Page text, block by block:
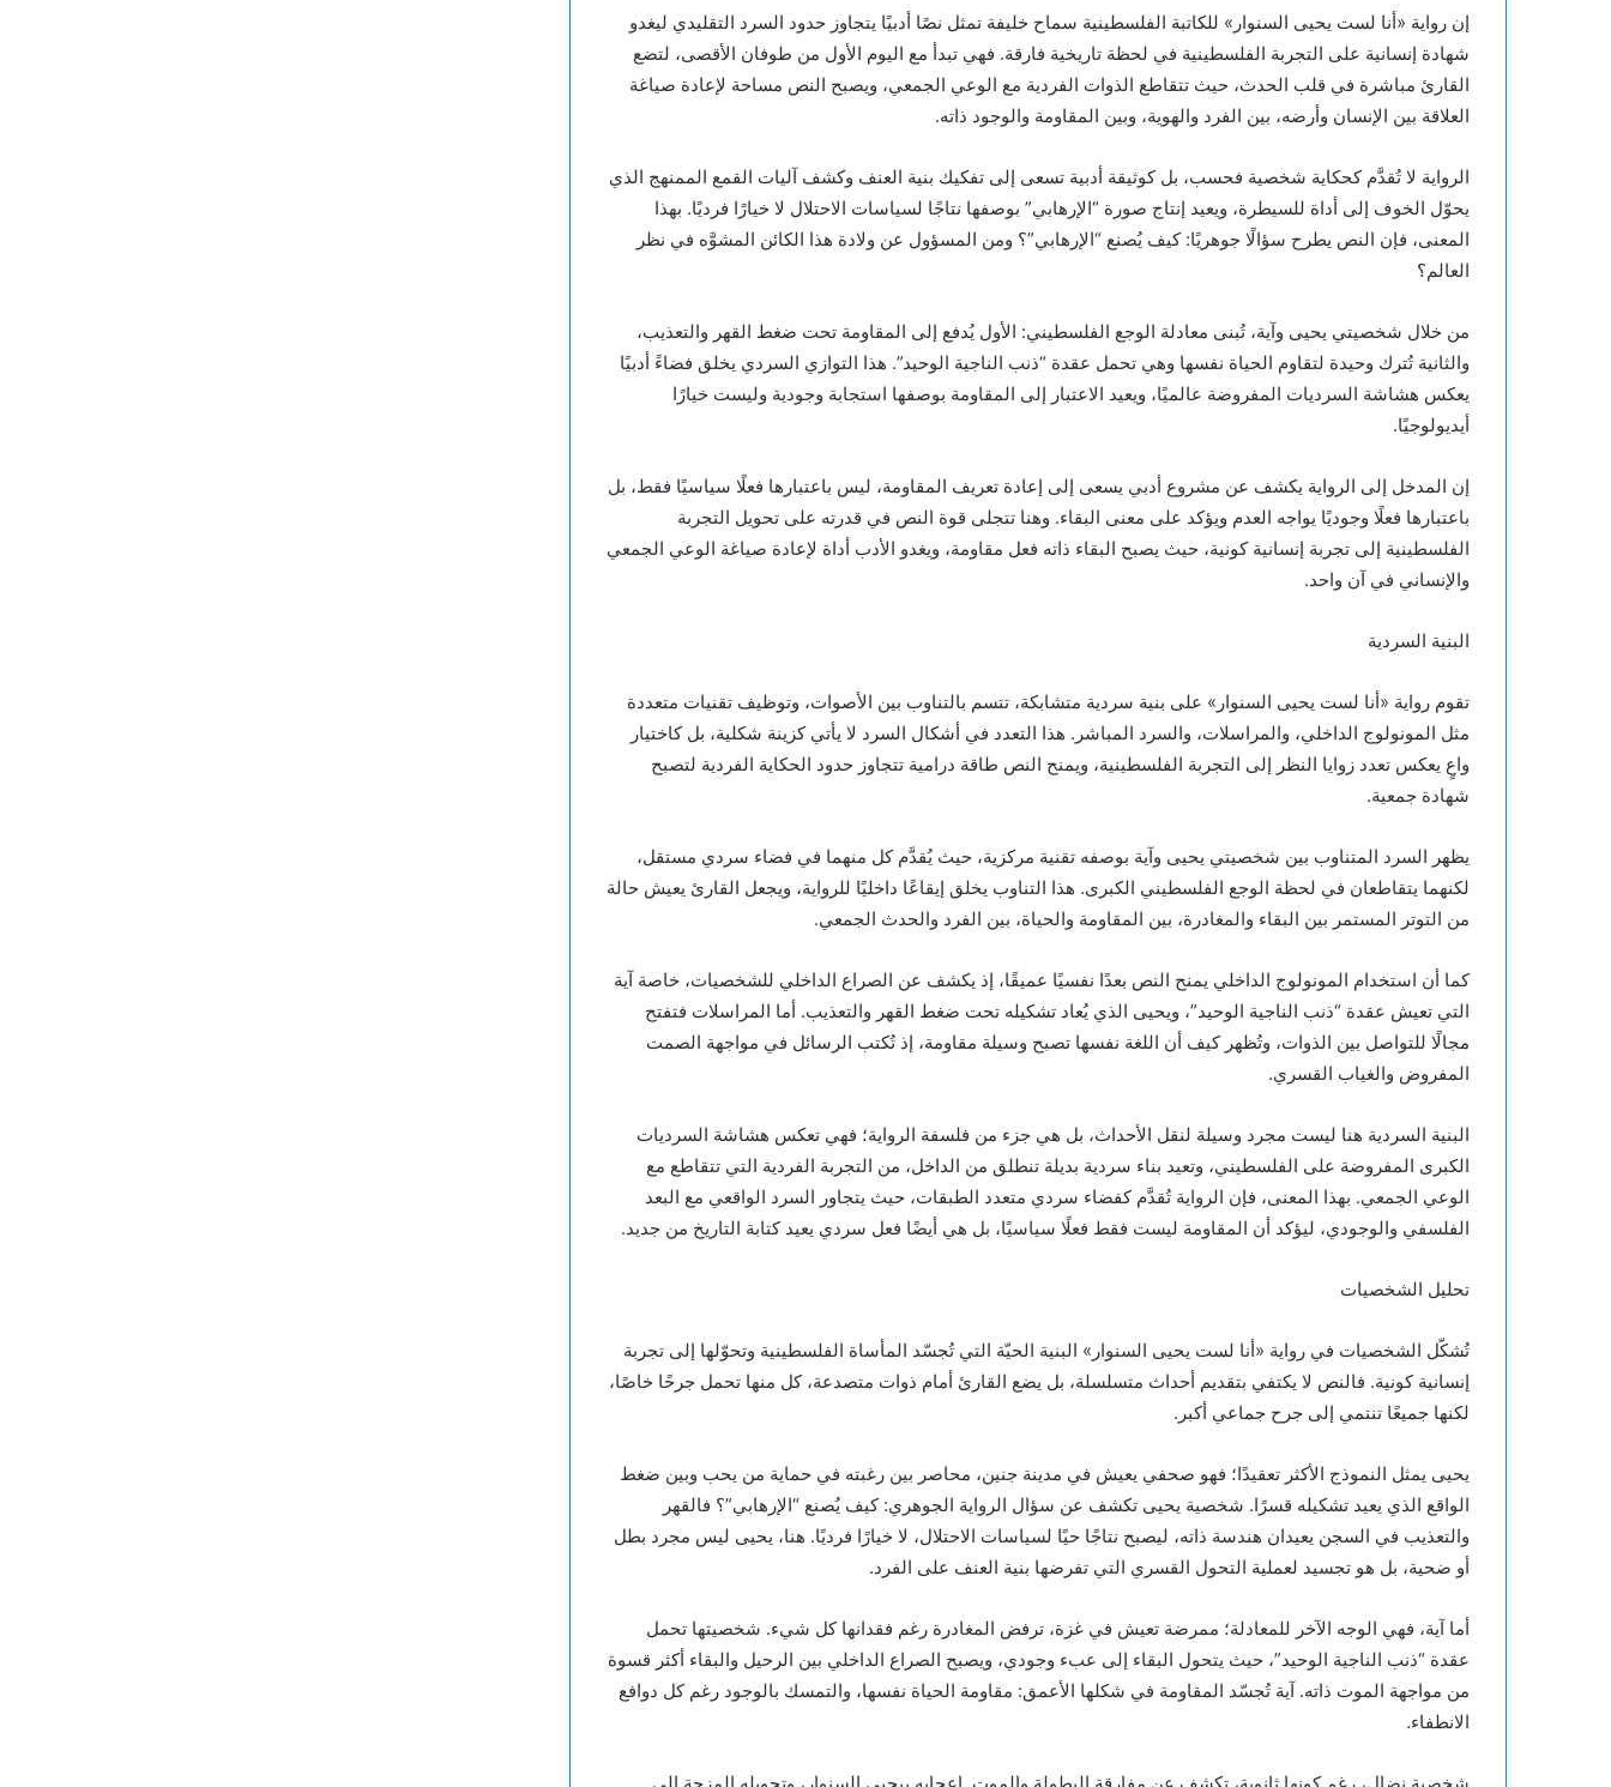
إن رواية «أنا لست يحيى السنوار» للكاتبة الفلسطينية سماح خليفة تمثل نصًا أدبيًا يتجاوز حدود السرد التقليدي ليغدو
شهادة إنسانية على التجربة الفلسطينية في لحظة تاريخية فارقة. فهي تبدأ مع اليوم الأول من طوفان الأقصى، لتضع
القارئ مباشرة في قلب الحدث، حيث تتقاطع الذوات الفردية مع الوعي الجمعي، ويصبح النص مساحة لإعادة صياغة
العلاقة بين الإنسان وأرضه، بين الفرد والهوية، وبين المقاومة والوجود ذاته.
الرواية لا تُقدَّم كحكاية شخصية فحسب، بل كوثيقة أدبية تسعى إلى تفكيك بنية العنف وكشف آليات القمع الممنهج الذي
يحوّل الخوف إلى أداة للسيطرة، ويعيد إنتاج صورة “الإرهابي” بوصفها نتاجًا لسياسات الاحتلال لا خيارًا فرديًا. بهذا
المعنى، فإن النص يطرح سؤالًا جوهريًا: كيف يُصنع “الإرهابي”؟ ومن المسؤول عن ولادة هذا الكائن المشوَّه في نظر
العالم؟
من خلال شخصيتي يحيى وآية، تُبنى معادلة الوجع الفلسطيني: الأول يُدفع إلى المقاومة تحت ضغط القهر والتعذيب،
والثانية تُترك وحيدة لتقاوم الحياة نفسها وهي تحمل عقدة “ذنب الناجية الوحيد”. هذا التوازي السردي يخلق فضاءً أدبيًا
يعكس هشاشة السرديات المفروضة عالميًا، ويعيد الاعتبار إلى المقاومة بوصفها استجابة وجودية وليست خيارًا
أيديولوجيًا.
إن المدخل إلى الرواية يكشف عن مشروع أدبي يسعى إلى إعادة تعريف المقاومة، ليس باعتبارها فعلًا سياسيًا فقط، بل
باعتبارها فعلًا وجوديًا يواجه العدم ويؤكد على معنى البقاء. وهنا تتجلى قوة النص في قدرته على تحويل التجربة
الفلسطينية إلى تجربة إنسانية كونية، حيث يصبح البقاء ذاته فعل مقاومة، ويغدو الأدب أداة لإعادة صياغة الوعي الجمعي
والإنساني في آن واحد.
البنية السردية
تقوم رواية «أنا لست يحيى السنوار» على بنية سردية متشابكة، تتسم بالتناوب بين الأصوات، وتوظيف تقنيات متعددة
مثل المونولوج الداخلي، والمراسلات، والسرد المباشر. هذا التعدد في أشكال السرد لا يأتي كزينة شكلية، بل كاختيار
واعٍ يعكس تعدد زوايا النظر إلى التجربة الفلسطينية، ويمنح النص طاقة درامية تتجاوز حدود الحكاية الفردية لتصبح
شهادة جمعية.
يظهر السرد المتناوب بين شخصيتي يحيى وآية بوصفه تقنية مركزية، حيث يُقدَّم كل منهما في فضاء سردي مستقل،
لكنهما يتقاطعان في لحظة الوجع الفلسطيني الكبرى. هذا التناوب يخلق إيقاعًا داخليًا للرواية، ويجعل القارئ يعيش حالة
من التوتر المستمر بين البقاء والمغادرة، بين المقاومة والحياة، بين الفرد والحدث الجمعي.
كما أن استخدام المونولوج الداخلي يمنح النص بعدًا نفسيًا عميقًا، إذ يكشف عن الصراع الداخلي للشخصيات، خاصة آية
التي تعيش عقدة “ذنب الناجية الوحيد”، ويحيى الذي يُعاد تشكيله تحت ضغط القهر والتعذيب. أما المراسلات فتفتح
مجالًا للتواصل بين الذوات، وتُظهر كيف أن اللغة نفسها تصبح وسيلة مقاومة، إذ تُكتب الرسائل في مواجهة الصمت
المفروض والغياب القسري.
البنية السردية هنا ليست مجرد وسيلة لنقل الأحداث، بل هي جزء من فلسفة الرواية؛ فهي تعكس هشاشة السرديات
الكبرى المفروضة على الفلسطيني، وتعيد بناء سردية بديلة تنطلق من الداخل، من التجربة الفردية التي تتقاطع مع
الوعي الجمعي. بهذا المعنى، فإن الرواية تُقدَّم كفضاء سردي متعدد الطبقات، حيث يتجاور السرد الواقعي مع البعد
الفلسفي والوجودي، ليؤكد أن المقاومة ليست فقط فعلًا سياسيًا، بل هي أيضًا فعل سردي يعيد كتابة التاريخ من جديد.
تحليل الشخصيات
تُشكّل الشخصيات في رواية «أنا لست يحيى السنوار» البنية الحيّة التي تُجسّد المأساة الفلسطينية وتحوّلها إلى تجربة
إنسانية كونية. فالنص لا يكتفي بتقديم أحداث متسلسلة، بل يضع القارئ أمام ذوات متصدعة، كل منها تحمل جرحًا خاصًا،
لكنها جميعًا تنتمي إلى جرح جماعي أكبر.
يحيى يمثل النموذج الأكثر تعقيدًا؛ فهو صحفي يعيش في مدينة جنين، محاصر بين رغبته في حماية من يحب وبين ضغط
الواقع الذي يعيد تشكيله قسرًا. شخصية يحيى تكشف عن سؤال الرواية الجوهري: كيف يُصنع “الإرهابي”؟ فالقهر
والتعذيب في السجن يعيدان هندسة ذاته، ليصبح نتاجًا حيًا لسياسات الاحتلال، لا خيارًا فرديًا. هنا، يحيى ليس مجرد بطل
أو ضحية، بل هو تجسيد لعملية التحول القسري التي تفرضها بنية العنف على الفرد.
أما آية، فهي الوجه الآخر للمعادلة؛ ممرضة تعيش في غزة، ترفض المغادرة رغم فقدانها كل شيء. شخصيتها تحمل
عقدة “ذنب الناجية الوحيد”، حيث يتحول البقاء إلى عبء وجودي، ويصبح الصراع الداخلي بين الرحيل والبقاء أكثر قسوة
من مواجهة الموت ذاته. آية تُجسّد المقاومة في شكلها الأعمق: مقاومة الحياة نفسها، والتمسك بالوجود رغم كل دوافع
الانطفاء.